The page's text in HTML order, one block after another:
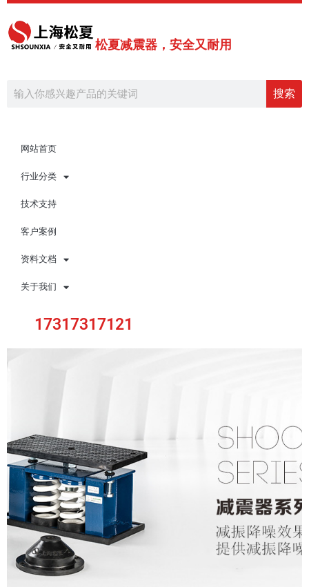
跳
内
松夏减震器，安全又耐用
搜索
网站首页
行业分类
技术支持
客户案例
资料文档
关于我们
17317317121